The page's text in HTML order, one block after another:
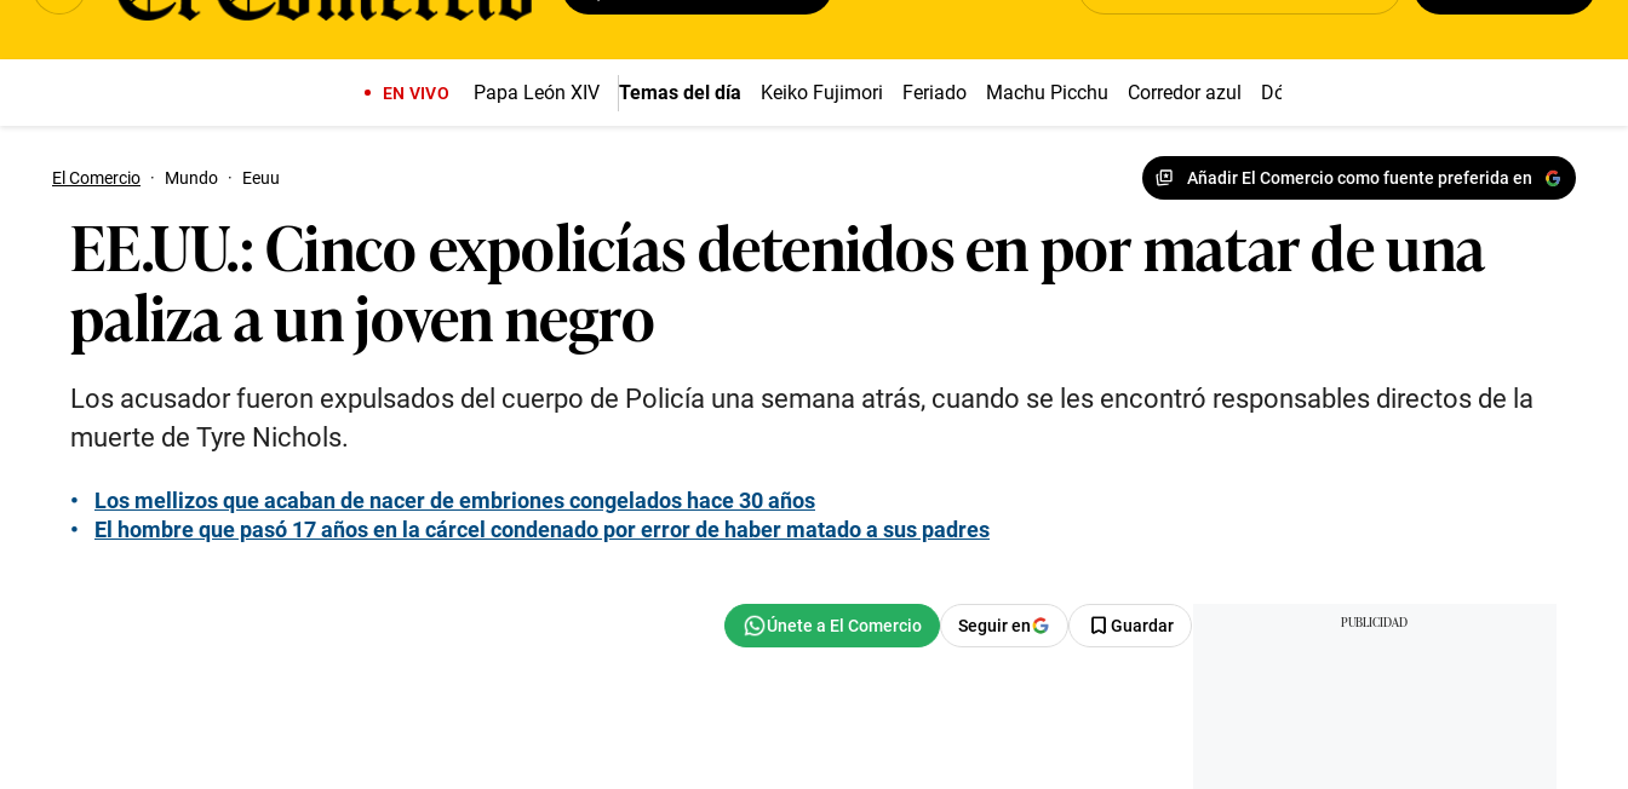
EN VIVO Papa León XIV Temas del día Keiko Fujimori Feriado Machu Picchu Corredor azul Dólar
El Comercio · Mundo · Eeuu Añadir El Comercio como fuente preferida en
EE.UU.: Cinco expolicías detenidos en por matar de una
paliza a un joven negro
Los acusador fueron expulsados del cuerpo de Policía una semana atrás, cuando se les encontró responsables directos de la
muerte de Tyre Nichols.
Los mellizos que acaban de nacer de embriones congelados hace 30 años
El hombre que pasó 17 años en la cárcel condenado por error de haber matado a sus padres
Seguir en Guardar